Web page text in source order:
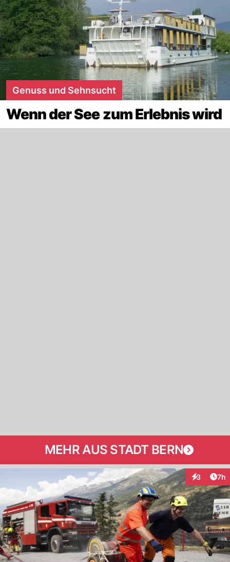
Genuss und Sehnsucht
Wenn der See zum Erlebnis wird
MEHR AUS STADT BERN
3 7h